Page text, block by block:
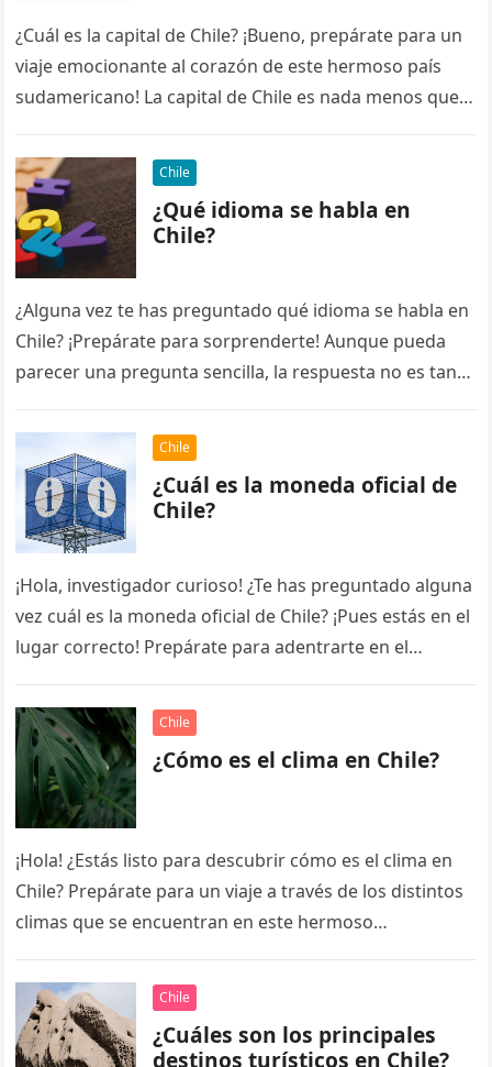
¿Cuál es la capital de Chile? ¡Bueno, prepárate para un
viaje emocionante al corazón de este hermoso país
sudamericano! La capital de Chile es nada menos que…
Chile
¿Qué idioma se habla en
Chile?
¿Alguna vez te has preguntado qué idioma se habla en
Chile? ¡Prepárate para sorprenderte! Aunque pueda
parecer una pregunta sencilla, la respuesta no es tan
Chile
¿Cuál es la moneda oficial de
Chile?
¡Hola, investigador curioso! ¿Te has preguntado alguna
vez cuál es la moneda oficial de Chile? ¡Pues estás en el
lugar correcto! Prepárate para adentrarte en el
Chile
¿Cómo es el clima en Chile?
¡Hola! ¿Estás listo para descubrir cómo es el clima en
Chile? Prepárate para un viaje a través de los distintos
climas que se encuentran en este hermoso…
Chile
¿Cuáles son los principales
destinos turísticos en Chile?